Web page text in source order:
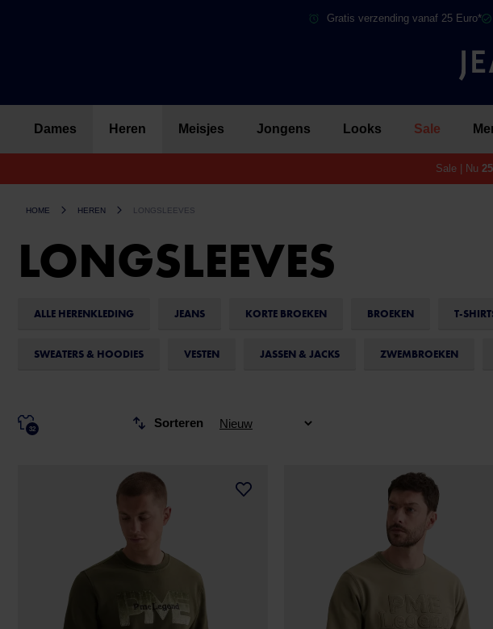
Gratis verzending vanaf 25 Euro*
Dames Heren Meisjes Jongens Looks Sale
Sale | Nu
HOME HEREN LONGSLEEVES
LONGSLEEVES
ALLE HERENKLEDING JEANS KORTE BROEKEN BROEKEN T-
SWEATERS & HOODIES VESTEN JASSEN & JACKS ZWEMBROEKEN
32 Sorteren